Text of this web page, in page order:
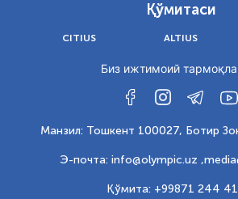
Қўмитаси
CITIUS ALTIUS
Биз ижтимоий
Манзил: Тошкент 100027, Ботир
Э-почта: info@olympic.uz ,
Қўмита: +99871 244